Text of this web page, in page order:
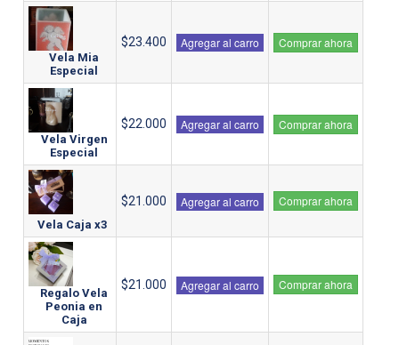
Vela Mia
Especial
$23.400 Agregar al carro Comprar ahora
Vela Virgen
Especial
$22.000 Agregar al carro Comprar ahora
Vela Caja x3
$21.000 Agregar al carro Comprar ahora
Regalo Vela
Peonia en
Caja
$21.000 Agregar al carro Comprar ahora